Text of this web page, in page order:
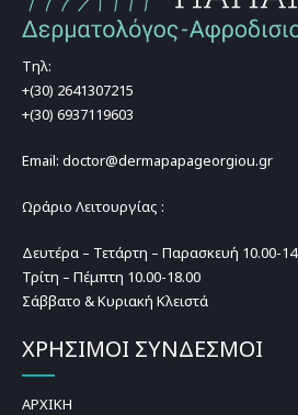
Τηλ:
+(30) 2641307215
+(30) 6937119603
Email: doctor@dermapapageorgiou.gr
Ωράριο Λειτουργίας :
Δευτέρα – Τετάρτη – Παρασκευή 10.00-
Τρίτη – Πέμπτη 10.00-18.00
Σάββατο & Κυριακή Κλειστά
ΧΡΗΣΙΜΟΙ ΣΥΝΔΕΣΜΟΙ
ΑΡΧΙΚΗ